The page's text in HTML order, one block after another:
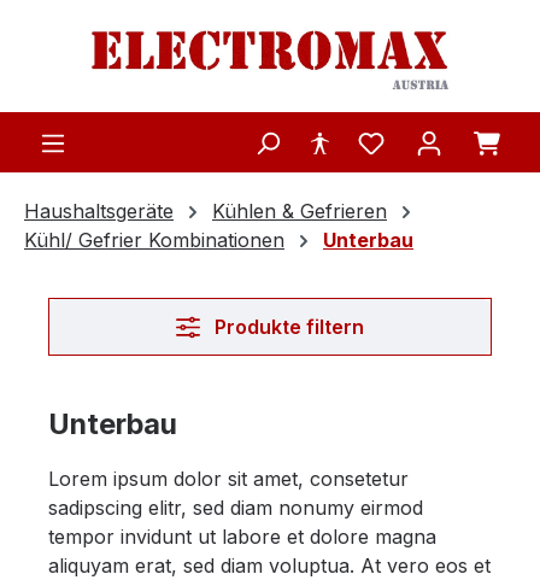
Zum Hauptinhalt springen
Haushaltsgeräte
Kühlen & Gefrieren
Kühl/ Gefrier Kombinationen
Unterbau
Produkte filtern
Unterbau
Lorem ipsum dolor sit amet, consetetur
sadipscing elitr, sed diam nonumy eirmod
tempor invidunt ut labore et dolore magna
aliquyam erat, sed diam voluptua. At vero eos et